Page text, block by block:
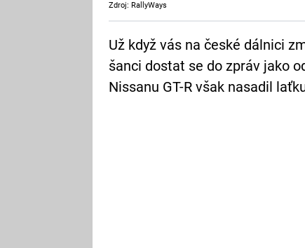
Zdroj: RallyWays
Už když vás na české dálnici
šanci dostat se do zpráv jako
Nissanu GT-R však nasadil